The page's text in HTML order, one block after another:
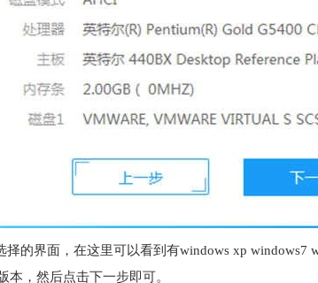
择的界面，在这里可以看到有windows xp windows7
本，然后点击下一步即可。